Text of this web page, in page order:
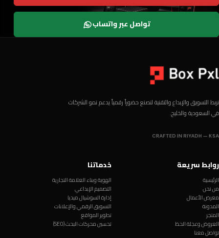
تواصل عبر واتساب
نربط التسويق والإبداع والتقنية لنصنع حضوراً رقمياً يدعم نمو الشركات
في السعودية والخليج.
CRAFTED IN RIYADH — KSA
روابط سريعة
الرئيسية
من نحن
معرض الأعمال
المدونة
المتجر
العروض وعجلة الحظ
تواصل معنا
خدماتنا
الهوية وبناء العلامة التجارية
التصميم الإبداعي
إدارة السوشيال ميديا
التسويق الرقمي والإعلانات
تطوير المواقع
تحسين محركات البحث (SEO)